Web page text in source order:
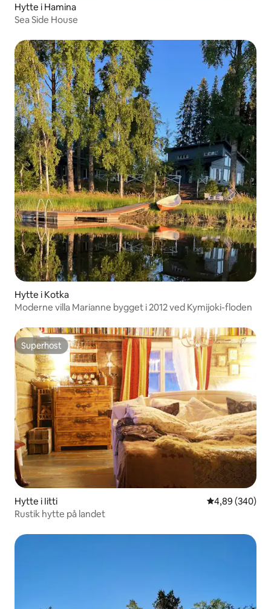
Hytte i Hamina
Sea Side House
Hytte i Kotka
Moderne villa Marianne bygget i 2012 ved Kymijoki-floden
Superhost
Superhost
Hytte i Iitti 4,89 ud af 5 i
4,89 (340)
Rustik hytte på landet